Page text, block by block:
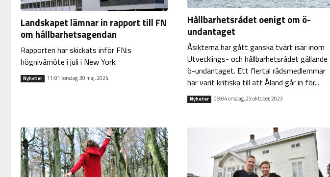
Landskapet lämnar in rapport till FN
om hållbarhetsagendan
Rapporten har skickats inför FN:s
högnivåmöte i juli i New York.
Nyheter 11:01 torsdag, 30 maj, 2024
Hållbarhetsrådet oenigt om ö-
undantaget
Åsikterna har gått ganska tvärt isär inom
Utvecklings- och hållbarhetsrådet gällande
ö-undantaget. Ett flertal rådsmedlemmar
har varit kritiska till att Åland går in för...
Nyheter 08:04 onsdag, 25 oktober, 2023